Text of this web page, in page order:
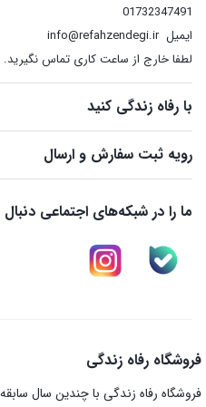
01732347491
ایمیلinfo@refahzendegi.ir
لطفا خارج از ساعت کاری تماس نگیرید.
با رفاه زندگی کنید
رویه ثبت سفارش و ارسال
ما را در شبکه‌های اجتماعی دنبال
فروشگاه رفاه زندگی
فروشگاه رفاه زندگی با چندین سال